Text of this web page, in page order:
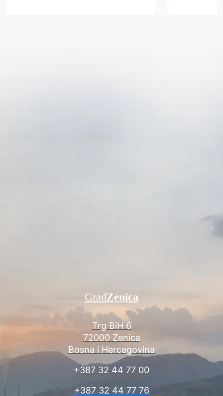
Trg BiH 6
72000 Zenica
Bosna i Hercegovina
+387 32 44 77 00
+387 32 44 77 76
GradZenica